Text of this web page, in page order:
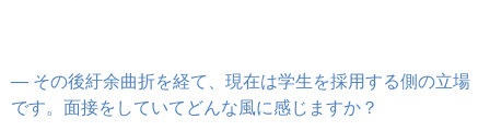
― その後紆余曲折を経て、現在は学生を採用する側の立場
です。面接をしていてどんな風に感じますか？